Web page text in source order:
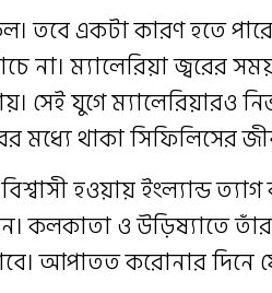
তবে একটা কারণ হতে পারে
না। ম্যালেরিয়া জ্বরের
সেই যুগে ম্যালেরিয়ারও
মধ্যে থাকা সিফিলিসের
হওয়ায় ইংল্যান্ড
কলকাতা ও উড়িষ্যাতে
আপাতত করোনার